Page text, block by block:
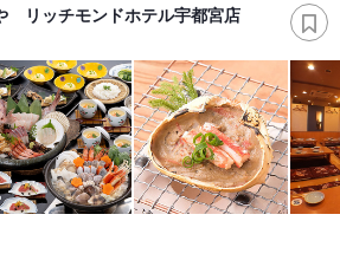
リッチモンドホテル宇都宮店